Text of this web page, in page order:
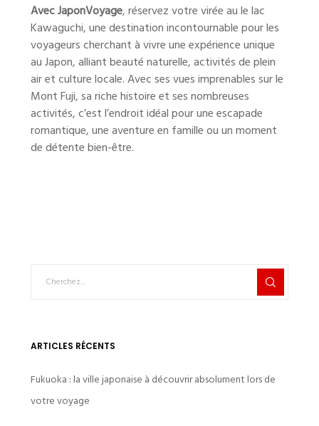
Avec JaponVoyage, réservez votre virée au le lac
Kawaguchi, une destination incontournable pour les
voyageurs cherchant à vivre une expérience unique
au Japon, alliant beauté naturelle, activités de plein
air et culture locale. Avec ses vues imprenables sur le
Mont Fuji, sa riche histoire et ses nombreuses
activités, c’est l’endroit idéal pour une escapade
romantique, une aventure en famille ou un moment
de détente bien-être.
ARTICLES RÉCENTS
Fukuoka : la ville japonaise à découvrir absolument lors de
votre voyage